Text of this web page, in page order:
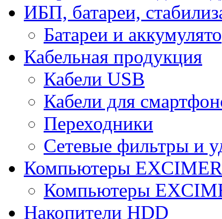
ИБП, батареи,
Батареи и
Кабельная продукция
Кабели USB
Кабели для
Переходники
Сетевые фильтры и
Компьютеры
Компьютеры
Накопители HDD